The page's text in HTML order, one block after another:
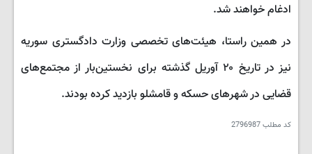
ادغام خواهند شد.
در همین راستا، هیئت‌های تخصصی وزارت دادگستری سوریه
نیز در تاریخ ۲۰ آوریل گذشته برای نخستین‌بار از مجتمع‌های
قضایی در شهرهای حسکه و قامشلو بازدید کرده بودند.
کد مطلب2796987